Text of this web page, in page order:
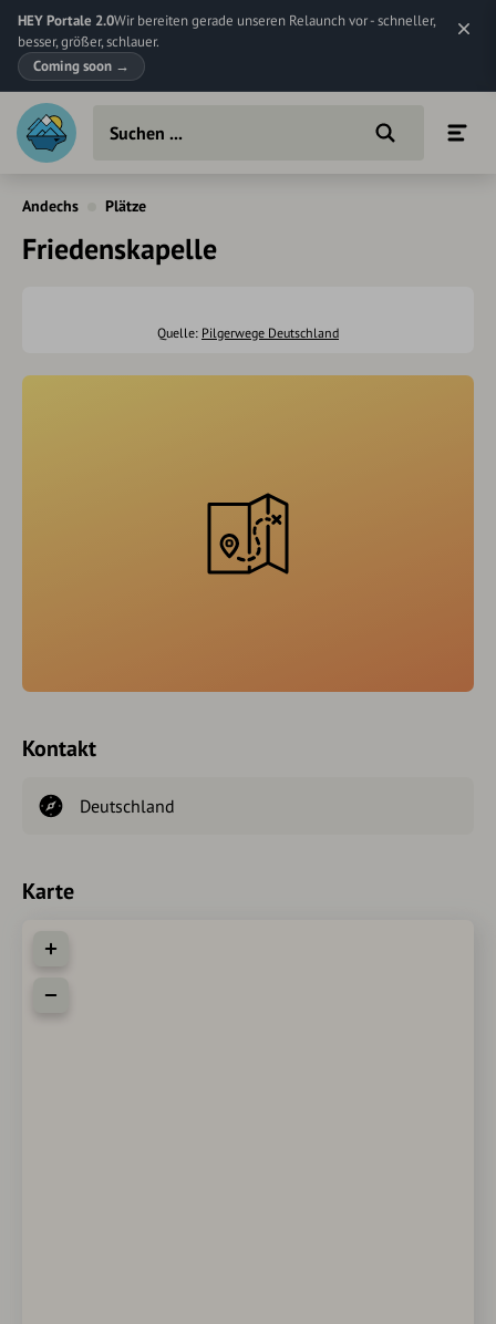
HEY Portale 2.0Wir bereiten gerade unseren Relaunch vor - schneller,
besser, größer, schlauer.
Coming soon →
Andechs Plätze
Friedenskapelle
Quelle: Pilgerwege Deutschland
Kontakt
Deutschland
Karte